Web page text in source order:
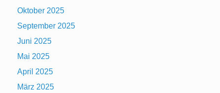
Oktober 2025
September 2025
Juni 2025
Mai 2025
April 2025
März 2025